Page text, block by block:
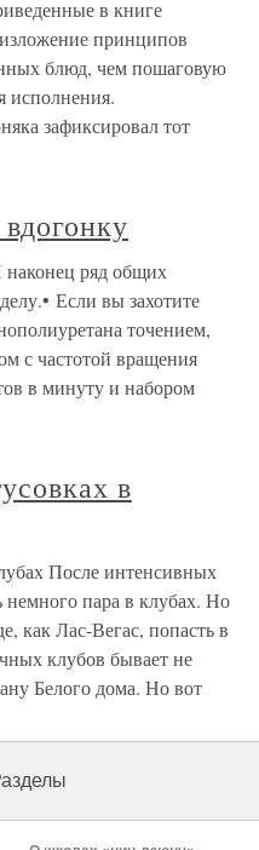
в книге
принципов
блюд, чем пошаговую
исполнения.
зафиксировал тот
наконец ряд общих
Если вы захотите
точением,
с частотой вращения
в минуту и набором
в
После интенсивных
пара в клубах. Но
как Лас-Вегас, попасть в
клубов бывает не
Белого дома. Но вот